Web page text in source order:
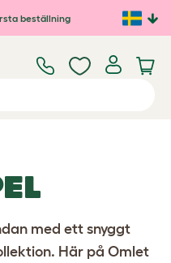
beställning
med ett snyggt
Här på Omlet